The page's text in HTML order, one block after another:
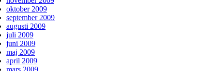
oktober 2009
september 2009
augusti 2009
juli 2009
juni 2009
maj 2009
april 2009
mars 2009